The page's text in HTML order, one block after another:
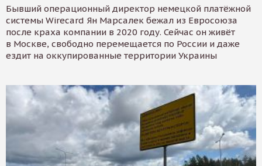
Бывший операционный директор немецкой платёжной
системы Wirecard Ян Марсалек бежал из Евросоюза
после краха компании в 2020 году. Сейчас он живёт
в Москве, свободно перемещается по России и даже
ездит на оккупированные территории Украины